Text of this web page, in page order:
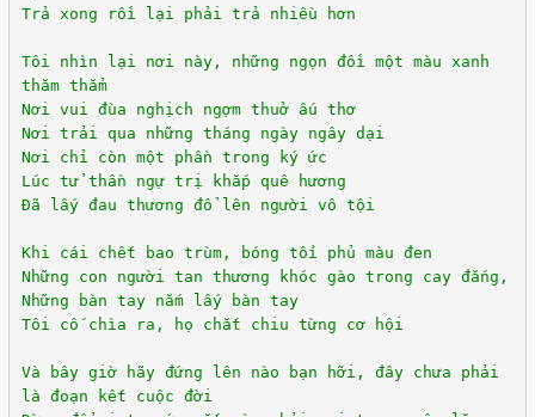
Trả xong rồi lại phải trả nhiều hơn
Tôi nhìn lại nơi này, những ngọn đồi một màu xanh
thăm thẳm
Nơi vui đùa nghịch ngợm thuở ấu thơ
Nơi trải qua những tháng ngày ngây dại
Nơi chỉ còn một phần trong ký ức
Lúc tử thần ngự trị khắp quê hương
Đã lấy đau thương đổ lên người vô tội
Khi cái chết bao trùm, bóng tối phủ màu đen
Những con người tan thương khóc gào trong cay đắng,
Những bàn tay nắm lấy bàn tay
Tôi cố chìa ra, họ chắt chiu từng cơ hội
Và bây giờ hãy đứng lên nào bạn hỡi, đây chưa phải
là đoạn kết cuộc đời